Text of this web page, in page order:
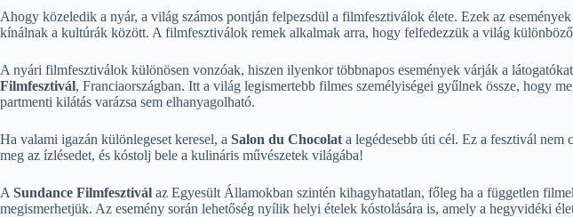
Ahogy közeledik a nyár, a világ számos pontján felpezsdül a filmfesztiválok élete. Ezek az
kínálnak a kultúrák között. A filmfesztiválok remek alkalmak arra, hogy felfedezzük a világ
A nyári filmfesztiválok különösen vonzóak, hiszen ilyenkor többnapos események várják a
Filmfesztivál, Franciaországban. Itt a világ legismertebb filmes személyiségei gyűlnek össze, hogy
partmenti kilátás varázsa sem elhanyagolható.
Ha valami igazán különlegeset keresel, a Salon du Chocolat a legédesebb úti cél. Ez a fesztivál
meg az ízlésedet, és kóstolj bele a kulináris művészetek világába!
A Sundance Filmfesztivál az Egyesült Államokban szintén kihagyhatatlan, főleg ha a független
megismerhetjük. Az esemény során lehetőség nyílik helyi ételek kóstolására is, amely a hegyvidéki